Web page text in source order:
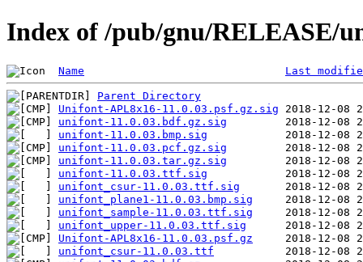
Index of /pub/gnu/RELEASE/
Name Last
Parent Directory
Unifont-APL8x16-11.0.03.psf.gz.sig
unifont-11.0.03.bdf.gz.sig
unifont-11.0.03.bmp.sig
unifont-11.0.03.pcf.gz.sig
unifont-11.0.03.tar.gz.sig
unifont-11.0.03.ttf.sig
unifont_csur-11.0.03.ttf.sig
unifont_plane1-11.0.03.bmp.sig
unifont_sample-11.0.03.ttf.sig
unifont_upper-11.0.03.ttf.sig
Unifont-APL8x16-11.0.03.psf.gz
unifont_csur-11.0.03.ttf